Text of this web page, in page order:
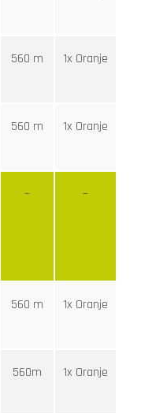
560 m 1x Oranje
560 m 1x Oranje
– –
560 m 1x Oranje
560m 1x Oranje